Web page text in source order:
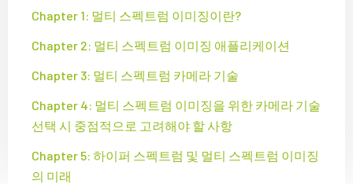
Chapter 1: 멀티 스펙트럼 이미징이란?
Chapter 2: 멀티 스펙트럼 이미징 애플리케이션
Chapter 3: 멀티 스펙트럼 카메라 기술
Chapter 4: 멀티 스펙트럼 이미징을 위한 카메라 기술
선택 시 중점적으로 고려해야 할 사항
Chapter 5: 하이퍼 스펙트럼 및 멀티 스펙트럼 이미징
의 미래